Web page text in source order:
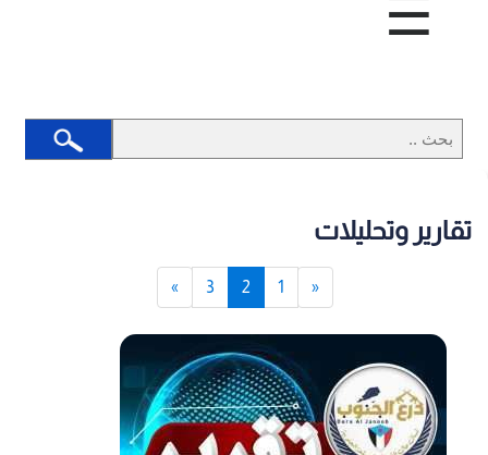
☰
تقارير وتحليلات
«
1
2
3
»